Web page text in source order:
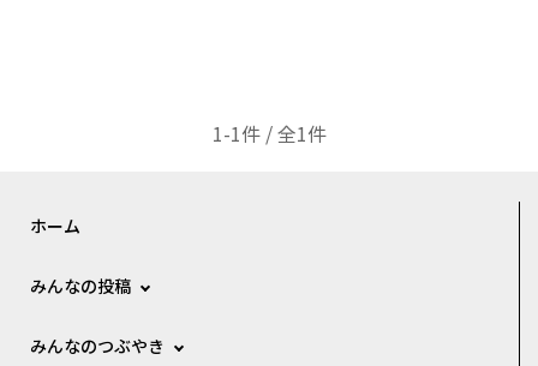
1-1件 / 全1件
ホーム
みんなの投稿
みんなのつぶやき